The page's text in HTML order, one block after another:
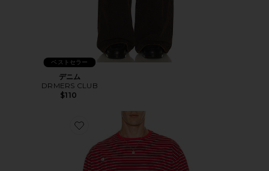
ベストセラー
デニム
DRMERS CLUB
$110
Favorite NA Tシャツ